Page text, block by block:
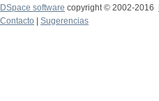
DSpace software copyright © 2002-2016
Contacto
Sugerencias